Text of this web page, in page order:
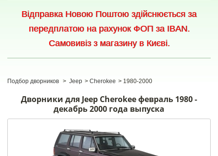
Відправка Новою Поштою здійснюється за
передплатою на рахунок ФОП за IBAN.
Самовивіз з магазину в Києві.
Подбор дворников > Jeep > Cherokee > 1980-2000
Дворники для Jeep Cherokee февраль 1980 -
декабрь 2000 года выпуска